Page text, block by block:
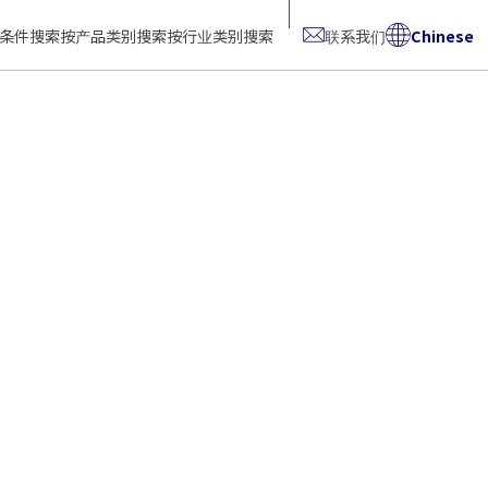
件搜索按产品类别搜索按行业类别搜索 联系我们 Chinese